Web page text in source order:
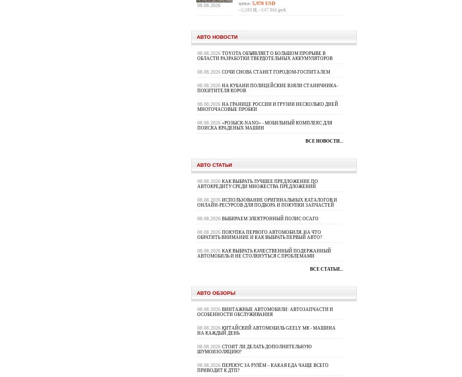
08.08.2026 цена: 5,970 USD
~5,589 И, ~547 866 руб.
АВТО НОВОСТИ
08.08.2026 TOYOTA ОБЪЯВЛЯЕТ О БОЛЬШОМ ПРОРЫВЕ В
ОБЛАСТИ РАЗРАБОТКИ ТВЕРДОТЕЛЬНЫХ АККУМУЛЯТОРОВ
08.08.2026 СОЧИ СНОВА СТАНЕТ ГОРОДОМ-ГОСПИТАЛЕМ
08.08.2026 НА КУБАНИ ПОЛИЦЕЙСКИЕ ВЗЯЛИ СТАНИЧНИКА-
ПОХИТИТЕЛЯ КОРОВ
08.08.2026 НА ГРАНИЦЕ РОССИИ И ГРУЗИИ НЕСКОЛЬКО ДНЕЙ
МНОГОЧАСОВЫЕ ПРОБКИ
08.08.2026 «РОЗЫСК-NANO» - МОБИЛЬНЫЙ КОМПЛЕКС ДЛЯ
ПОИСКА КРАДЕНЫХ МАШИН
ВСЕ НОВОСТИ...
АВТО СТАТЬИ
08.08.2026 КАК ВЫБРАТЬ ЛУЧШЕЕ ПРЕДЛОЖЕНИЕ ПО
АВТОКРЕДИТУ СРЕДИ МНОЖЕСТВА ПРЕДЛОЖЕНИЙ
08.08.2026 ИСПОЛЬЗОВАНИЕ ОРИГИНАЛЬНЫХ КАТАЛОГОВ И
ОНЛАЙН-РЕСУРСОВ ДЛЯ ПОДБОРА И ПОКУПКИ ЗАПЧАСТЕЙ
08.08.2026 ВЫБИРАЕМ ЭЛЕКТРОННЫЙ ПОЛИС ОСАГО
08.08.2026 ПОКУПКА ПЕРВОГО АВТОМОБИЛЯ. НА ЧТО
ОБРАТИТЬ ВНИМАНИЕ И КАК ВЫБРАТЬ ПЕРВЫЙ АВТО?
08.08.2026 КАК ВЫБРАТЬ КАЧЕСТВЕННЫЙ ПОДЕРЖАННЫЙ
АВТОМОБИЛЬ И НЕ СТОЛКНУТЬСЯ С ПРОБЛЕМАМИ
ВСЕ СТАТЬИ...
АВТО ОБЗОРЫ
08.08.2026 ВИНТАЖНЫЕ АВТОМОБИЛИ: АВТОЗАПЧАСТИ И
ОСОБЕННОСТИ ОБСЛУЖИВАНИЯ
08.08.2026 КИТАЙСКИЙ АВТОМОБИЛЬ GEELY МК - МАШИНА
НА КАЖДЫЙ ДЕНЬ
08.08.2026 СТОИТ ЛИ ДЕЛАТЬ ДОПОЛНИТЕЛЬНУЮ
ШУМОИЗОЛЯЦИЮ?
08.08.2026 ПЕРЕКУС ЗА РУЛЁМ – КАКАЯ ЕДА ЧАЩЕ ВСЕГО
ПРИВОДИТ К ДТП?